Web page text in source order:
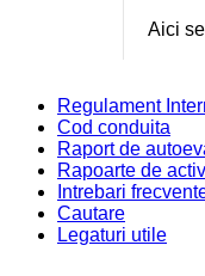
Aici
Regulament
Cod conduita
Raport de
Rapoarte de
Intrebari
Cautare
Legaturi utile